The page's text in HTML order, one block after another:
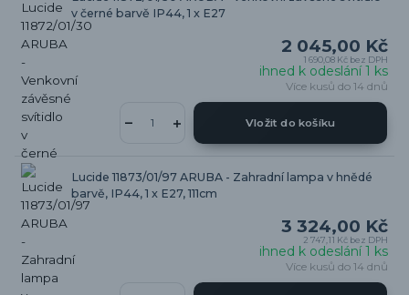
v černé barvě IP44, 1 x E27
2 045,00 Kč
1 690,08 Kč bez DPH
ihned k odeslání 1 ks
Více kusů do 14 dnů
Vložit do košíku
Lucide 11873/01/97 ARUBA - Zahradní lampa v hnědé
barvě, IP44, 1 x E27, 111cm
3 324,00 Kč
2 747,11 Kč bez DPH
ihned k odeslání 1 ks
Více kusů do 14 dnů